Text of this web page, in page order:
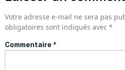
Votre adresse e-mail ne sera pas
obligatoires sont indiqués avec *
Commentaire *